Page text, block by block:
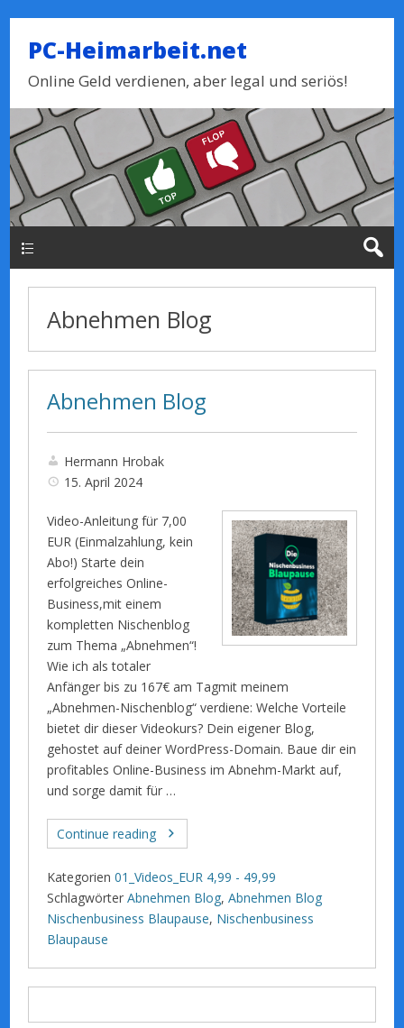
PC-Heimarbeit.net
Online Geld verdienen, aber legal und seriös!
Abnehmen Blog
Abnehmen Blog
Hermann Hrobak
15. April 2024
Video-Anleitung für 7,00
EUR (Einmalzahlung, kein
Abo!) Starte dein
erfolgreiches Online-
Business,mit einem
kompletten Nischenblog
zum Thema „Abnehmen“!
Wie ich als totaler
Anfänger bis zu 167€ am Tagmit meinem
„Abnehmen-Nischenblog“ verdiene: Welche Vorteile
bietet dir dieser Videokurs? Dein eigener Blog,
gehostet auf deiner WordPress-Domain. Baue dir ein
profitables Online-Business im Abnehm-Markt auf,
und sorge damit für …
Continue reading
Kategorien 01_Videos_EUR 4,99 - 49,99
Schlagwörter Abnehmen Blog,Abnehmen Blog
Nischenbusiness Blaupause, Nischenbusiness
Blaupause